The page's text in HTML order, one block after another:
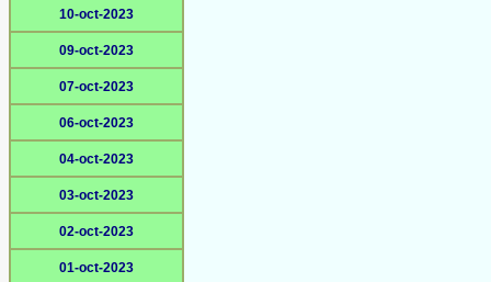
10-oct-2023
09-oct-2023
07-oct-2023
06-oct-2023
04-oct-2023
03-oct-2023
02-oct-2023
01-oct-2023